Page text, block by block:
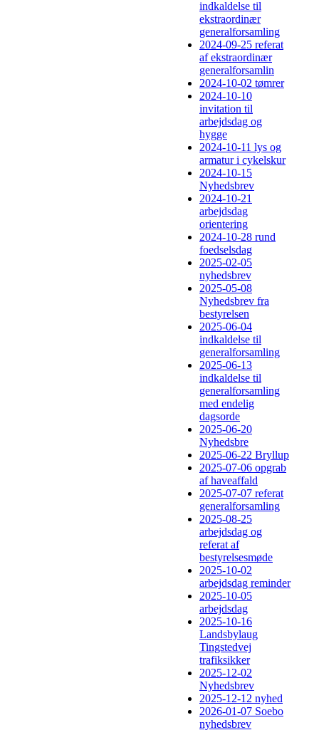
indkaldelse til
ekstraordinær
generalforsamling
2024-09-25 referat
af ekstraordinær
generalforsamlin
2024-10-02 tømrer
2024-10-10
invitation til
arbejdsdag og
hygge
2024-10-11 lys og
armatur i cykelskur
2024-10-15
Nyhedsbrev
2024-10-21
arbejdsdag
orientering
2024-10-28 rund
foedselsdag
2025-02-05
nyhedsbrev
2025-05-08
Nyhedsbrev fra
bestyrelsen
2025-06-04
indkaldelse til
generalforsamling
2025-06-13
indkaldelse til
generalforsamling
med endelig
dagsorde
2025-06-20
Nyhedsbre
2025-06-22 Bryllup
2025-07-06 opgrab
af haveaffald
2025-07-07 referat
generalforsamling
2025-08-25
arbejdsdag og
referat af
bestyrelsesmøde
2025-10-02
arbejdsdag reminder
2025-10-05
arbejdsdag
2025-10-16
Landsbylaug
Tingstedvej
trafiksikker
2025-12-02
Nyhedsbrev
2025-12-12 nyhed
2026-01-07 Soebo
nyhedsbrev